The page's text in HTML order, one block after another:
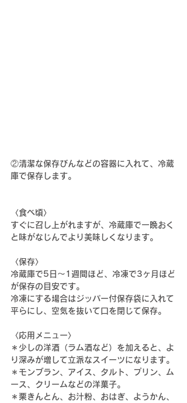
②清潔な保存びんなどの容器に入れて、冷蔵
庫で保存します。
〈食べ頃〉
すぐに召し上がれますが、冷蔵庫で一晩おく
と味がなじんでより美味しくなります。
〈保存〉
冷蔵庫で5日〜1週間ほど、冷凍で3ヶ月ほど
が保存の目安です。
冷凍にする場合はジッパー付保存袋に入れて
平らにし、空気を抜いて口を閉じて保存。
〈応用メニュー〉
＊少しの洋酒（ラム酒など）を加えると、よ
り深みが増して立派なスイーツになります。
＊モンブラン、アイス、タルト、プリン、ム
ース、クリームなどの洋菓子。
＊栗きんとん、お汁粉、おはぎ、ようかん、